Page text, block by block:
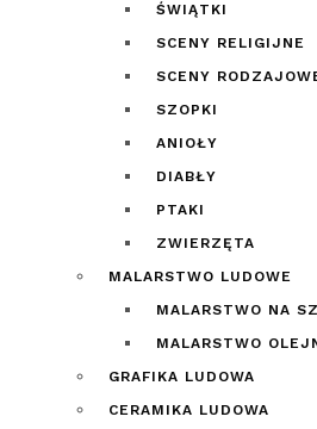
ŚWIĄTKI
SCENY RELIGIJNE
SCENY
SZOPKI
ANIOŁY
DIABŁY
PTAKI
ZWIERZĘTA
MALARSTWO LUDOWE
MALARSTWO NA
MALARSTWO
GRAFIKA LUDOWA
CERAMIKA LUDOWA